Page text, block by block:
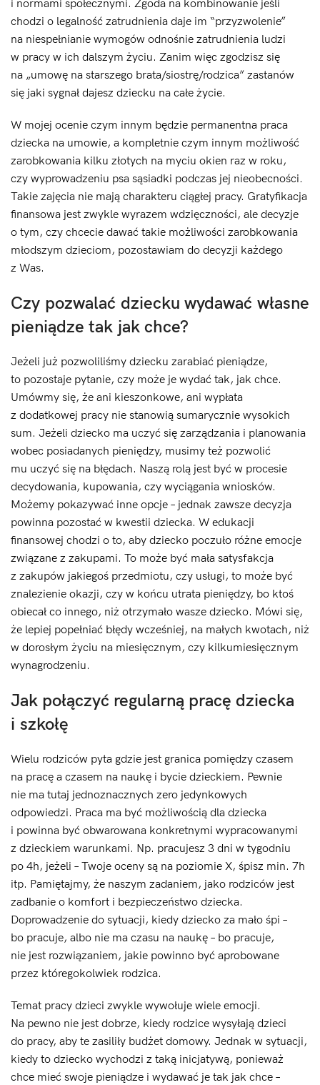
i normami społecznymi. Zgoda na kombinowanie jeśli
chodzi o legalność zatrudnienia daje im “przyzwolenie”
na niespełnianie wymogów odnośnie zatrudnienia ludzi
w pracy w ich dalszym życiu. Zanim więc zgodzisz się
na „umowę na starszego brata/siostrę/rodzica” zastanów
się jaki sygnał dajesz dziecku na całe życie.
W mojej ocenie czym innym będzie permanentna praca
dziecka na umowie, a kompletnie czym innym możliwość
zarobkowania kilku złotych na myciu okien raz w roku,
czy wyprowadzeniu psa sąsiadki podczas jej nieobecności.
Takie zajęcia nie mają charakteru ciągłej pracy. Gratyfikacja
finansowa jest zwykle wyrazem wdzięczności, ale decyzje
o tym, czy chcecie dawać takie możliwości zarobkowania
młodszym dzieciom, pozostawiam do decyzji każdego
z Was.
Czy pozwalać dziecku wydawać własne
pieniądze tak jak chce?
Jeżeli już pozwoliliśmy dziecku zarabiać pieniądze,
to pozostaje pytanie, czy może je wydać tak, jak chce.
Umówmy się, że ani kieszonkowe, ani wypłata
z dodatkowej pracy nie stanowią sumarycznie wysokich
sum. Jeżeli dziecko ma uczyć się zarządzania i planowania
wobec posiadanych pieniędzy, musimy też pozwolić
mu uczyć się na błędach. Naszą rolą jest być w procesie
decydowania, kupowania, czy wyciągania wniosków.
Możemy pokazywać inne opcje – jednak zawsze decyzja
powinna pozostać w kwestii dziecka. W edukacji
finansowej chodzi o to, aby dziecko poczuło różne emocje
związane z zakupami. To może być mała satysfakcja
z zakupów jakiegoś przedmiotu, czy usługi, to może być
znalezienie okazji, czy w końcu utrata pieniędzy, bo ktoś
obiecał co innego, niż otrzymało wasze dziecko. Mówi się,
że lepiej popełniać błędy wcześniej, na małych kwotach, niż
w dorosłym życiu na miesięcznym, czy kilkumiesięcznym
wynagrodzeniu.
Jak połączyć regularną pracę dziecka
i szkołę
Wielu rodziców pyta gdzie jest granica pomiędzy czasem
na pracę a czasem na naukę i bycie dzieckiem. Pewnie
nie ma tutaj jednoznacznych zero jedynkowych
odpowiedzi. Praca ma być możliwością dla dziecka
i powinna być obwarowana konkretnymi wypracowanymi
z dzieckiem warunkami. Np. pracujesz 3 dni w tygodniu
po 4h, jeżeli – Twoje oceny są na poziomie X, śpisz min. 7h
itp. Pamiętajmy, że naszym zadaniem, jako rodziców jest
zadbanie o komfort i bezpieczeństwo dziecka.
Doprowadzenie do sytuacji, kiedy dziecko za mało śpi –
bo pracuje, albo nie ma czasu na naukę – bo pracuje,
nie jest rozwiązaniem, jakie powinno być aprobowane
przez któregokolwiek rodzica.
Temat pracy dzieci zwykle wywołuje wiele emocji.
Na pewno nie jest dobrze, kiedy rodzice wysyłają dzieci
do pracy, aby te zasiliły budżet domowy. Jednak w sytuacji,
kiedy to dziecko wychodzi z taką inicjatywą, ponieważ
chce mieć swoje pieniądze i wydawać je tak jak chce –